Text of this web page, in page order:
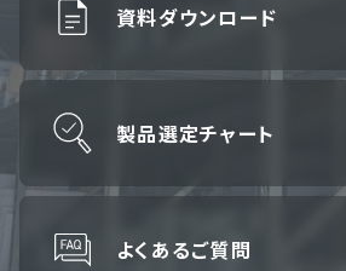
資料ダウンロード
製品選定チャート
よくあるご質問